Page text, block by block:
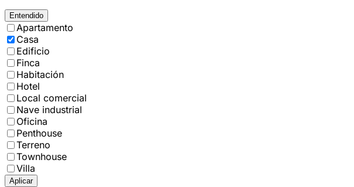
Entendido
Apartamento
Casa
Edificio
Finca
Habitación
Hotel
Local comercial
Nave industrial
Oficina
Penthouse
Terreno
Townhouse
Villa
Aplicar